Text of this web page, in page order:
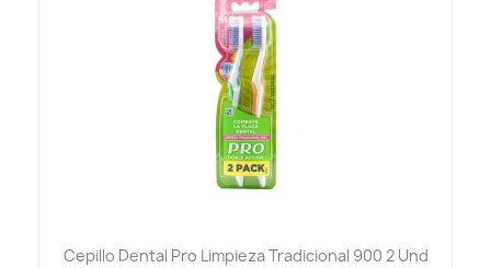
Cepillo Dental Pro Limpieza Tradicional 900 2 Und